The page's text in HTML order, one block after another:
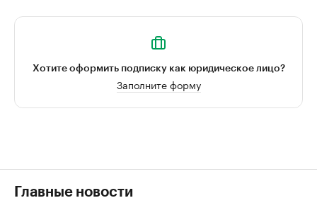
Хотите оформить подписку как юридическое лицо?
Заполните форму
Главные новости